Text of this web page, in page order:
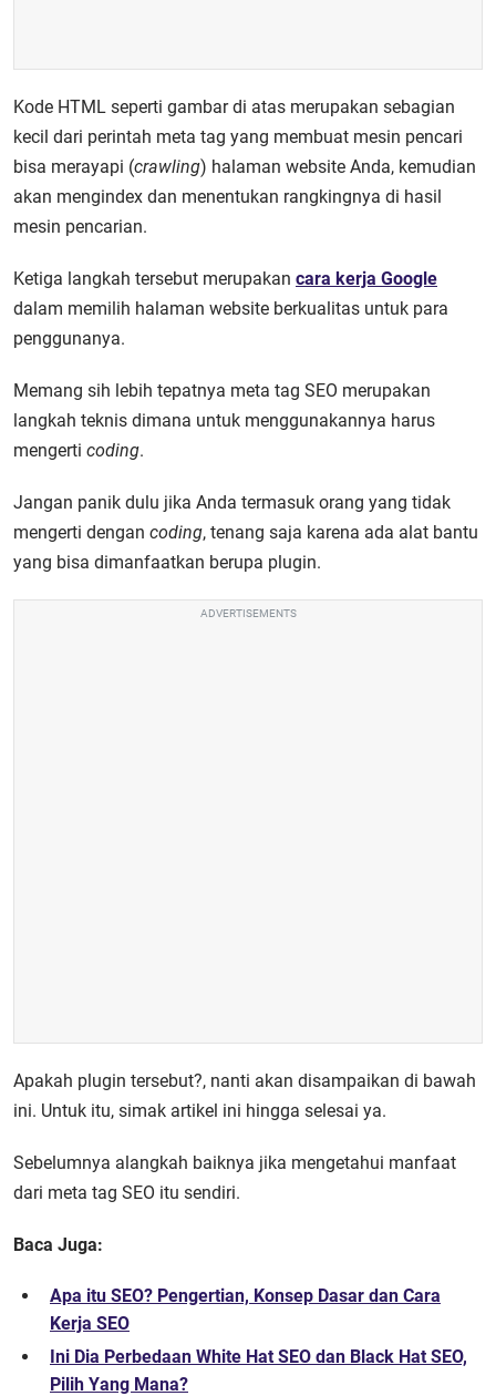
Kode HTML seperti gambar di atas merupakan sebagian
kecil dari perintah meta tag yang membuat mesin pencari
bisa merayapi (crawling) halaman website Anda, kemudian
akan mengindex dan menentukan rangkingnya di hasil
mesin pencarian.
Ketiga langkah tersebut merupakan cara kerja Google
dalam memilih halaman website berkualitas untuk para
penggunanya.
Memang sih lebih tepatnya meta tag SEO merupakan
langkah teknis dimana untuk menggunakannya harus
mengerti coding.
Jangan panik dulu jika Anda termasuk orang yang tidak
mengerti dengan coding, tenang saja karena ada alat bantu
yang bisa dimanfaatkan berupa plugin.
ADVERTISEMENTS
Apakah plugin tersebut?, nanti akan disampaikan di bawah
ini. Untuk itu, simak artikel ini hingga selesai ya.
Sebelumnya alangkah baiknya jika mengetahui manfaat
dari meta tag SEO itu sendiri.
Baca Juga:
Apa itu SEO? Pengertian, Konsep Dasar dan Cara
Kerja SEO
Ini Dia Perbedaan White Hat SEO dan Black Hat SEO,
Pilih Yang Mana?